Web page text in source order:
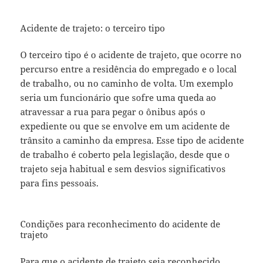
Acidente de trajeto: o terceiro tipo
O terceiro tipo é o acidente de trajeto, que ocorre no
percurso entre a residência do empregado e o local
de trabalho, ou no caminho de volta. Um exemplo
seria um funcionário que sofre uma queda ao
atravessar a rua para pegar o ônibus após o
expediente ou que se envolve em um acidente de
trânsito a caminho da empresa. Esse tipo de acidente
de trabalho é coberto pela legislação, desde que o
trajeto seja habitual e sem desvios significativos
para fins pessoais.
Condições para reconhecimento do acidente de
trajeto